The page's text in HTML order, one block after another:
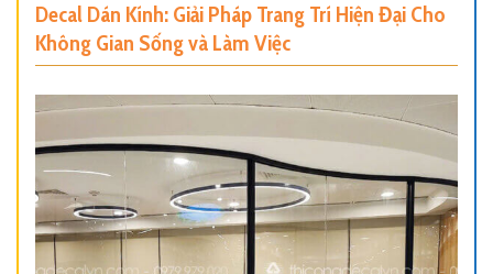
Decal Dán Kính: Giải Pháp Trang Trí Hiện Đại Cho
Không Gian Sống và Làm Việc